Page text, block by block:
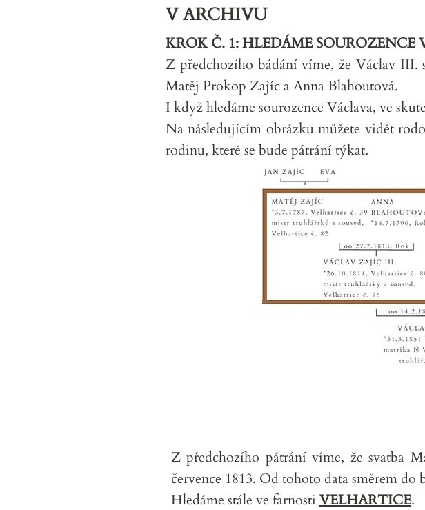
V ARCHIVU
KROK Č. 1: HLEDÁME SOUROZENCE
Z předchozího bádání víme, že Václav III.
Matěj Prokop Zajíc a Anna Blahoutová.
I když hledáme sourozence Václava, ve
Na následujícím obrázku můžete vidět
rodinu, které se bude pátrání týkat.
Z předchozího pátrání víme, že svatba
července 1813. Od tohoto data směrem
Hledáme stále ve farnosti VELHARTICE.